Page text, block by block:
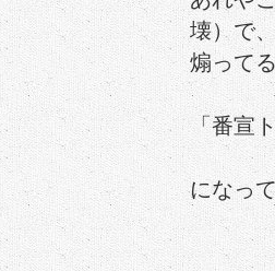
壊）で
煽って
「番宣
になっ